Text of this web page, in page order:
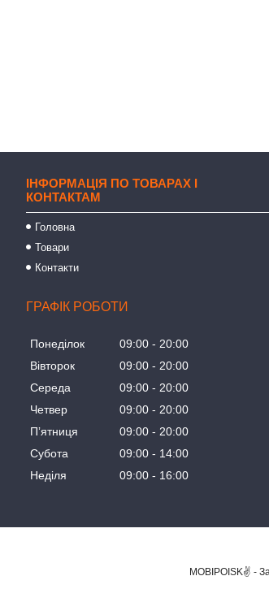
ІНФОРМАЦІЯ ПО ТОВАРАХ І
КОНТАКТАМ
Головна
Товари
Контакти
ГРАФІК РОБОТИ
Понеділок 09:00
20:00
Вівторок
09:00
20:00
Середа
09:00
20:00
Четвер
09:00
20:00
Пʼятниця
09:00
20:00
Субота
09:00
14:00
Неділя
09:00 16:00